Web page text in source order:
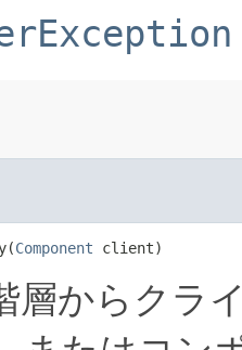
Component client)
層からクラ